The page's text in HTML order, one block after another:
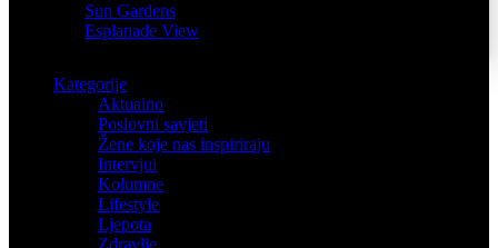
Sun Gardens
Esplanade View
Kategorije
Aktualno
Poslovni savjeti
Žene koje nas inspiriraju
Intervjui
Kolumne
Lifestyle
Ljepota